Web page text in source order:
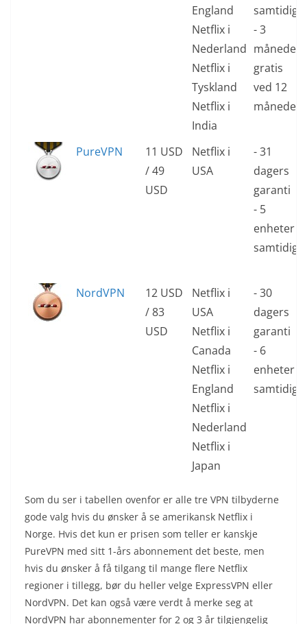
England
Netflix i
Nederland
Netflix i
Tyskland
Netflix i
India
samtidig
- 3
måneder
gratis
ved 12
måneder
PureVPN
11 USD
/ 49
USD
Netflix i
USA
- 31
dagers
garanti
- 5
enheter
samtidig
NordVPN
12 USD
/ 83
USD
Netflix i
USA
Netflix i
Canada
Netflix i
England
Netflix i
Nederland
Netflix i
Japan
- 30
dagers
garanti
- 6
enheter
samtidig
Som du ser i tabellen ovenfor er alle tre VPN tilbyderne
gode valg hvis du ønsker å se amerikansk Netflix i
Norge. Hvis det kun er prisen som teller er kanskje
PureVPN med sitt 1-års abonnement det beste, men
hvis du ønsker å få tilgang til mange flere Netflix
regioner i tillegg, bør du heller velge ExpressVPN eller
NordVPN. Det kan også være verdt å merke seg at
NordVPN har abonnementer for 2 og 3 år tilgjengelig